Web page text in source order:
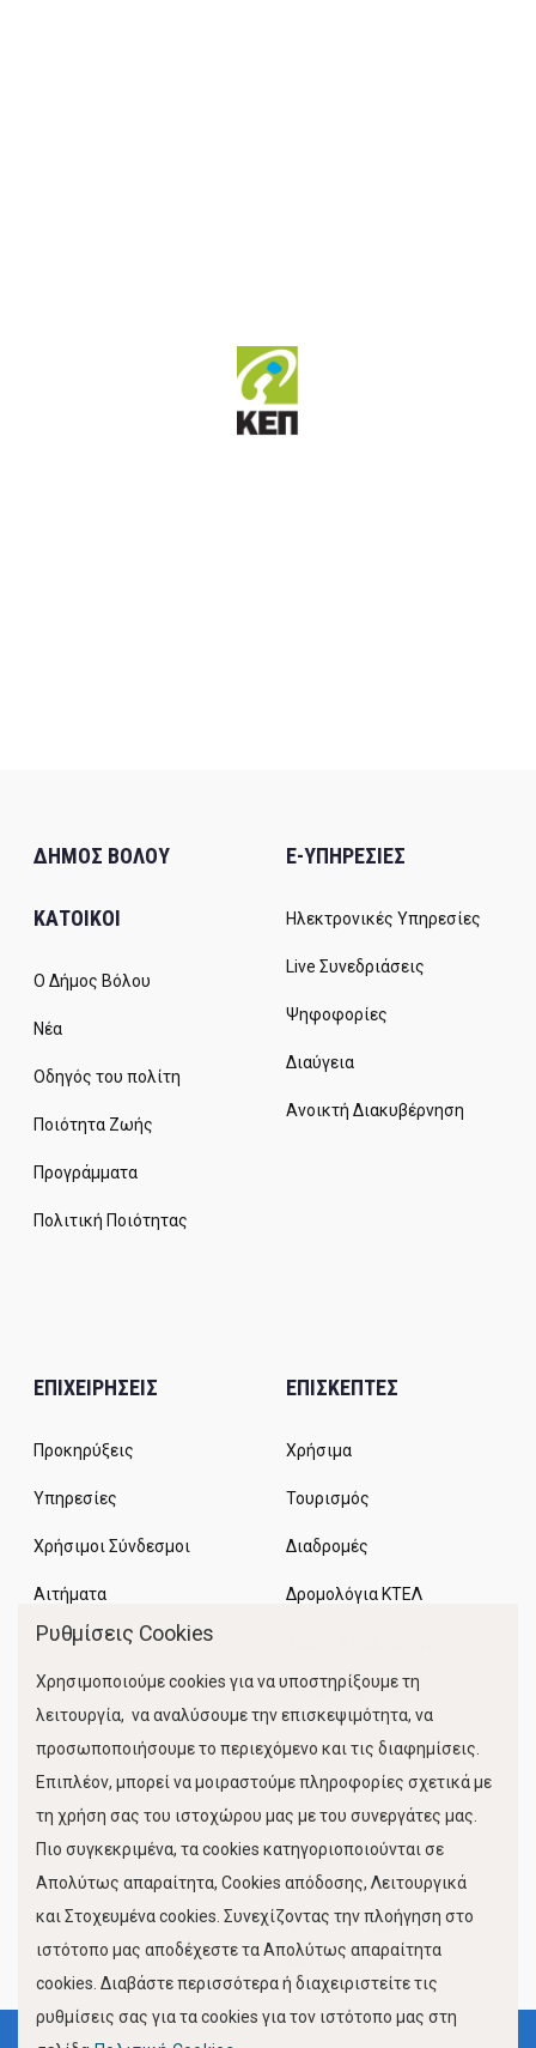
ΔΗΜΟΣ ΒΟΛΟΥ
ΚΑΤΟΙΚΟΙ
Ο Δήμος Βόλου
Νέα
Οδηγός του πολίτη
Ποιότητα Ζωής
Προγράμματα
Πολιτική Ποιότητας
E-ΥΠΗΡΕΣΙΕΣ
Ηλεκτρονικές Υπηρεσίες
Live Συνεδριάσεις
Ψηφοφορίες
Διαύγεια
Ανοικτή Διακυβέρνηση
ΕΠΙΧΕΙΡΗΣΕΙΣ
Προκηρύξεις
Υπηρεσίες
Χρήσιμοι Σύνδεσμοι
Αιτήματα
ΕΠΙΣΚΕΠΤΕΣ
Χρήσιμα
Τουρισμός
Διαδρομές
Δρομολόγια ΚΤΕΛ
Κίνηση Λιμένος
FOLLOW US
Ρυθμίσεις Cookies
Χρησιμοποιούμε cookies για να υποστηρίξουμε τη
λειτουργία, να αναλύσουμε την επισκεψιμότητα, να
προσωποποιήσουμε το περιεχόμενο και τις διαφημίσεις.
Επιπλέον, μπορεί να μοιραστούμε πληροφορίες σχετικά με
τη χρήση σας του ιστοχώρου μας με του συνεργάτες μας.
Πιο συγκεκριμένα, τα cookies κατηγοριοποιούνται σε
Απολύτως απαραίτητα, Cookies απόδοσης, Λειτουργικά
και Στοχευμένα cookies. Συνεχίζοντας την πλοήγηση στο
ιστότοπο μας αποδέχεστε τα Απολύτως απαραίτητα
cookies. Διαβάστε περισσότερα ή διαχειριστείτε τις
ρυθμίσεις σας για τα cookies για τον ιστότοπο μας στη